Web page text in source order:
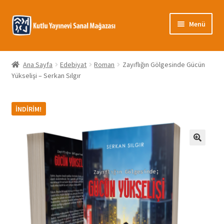
Dolaşıma
geç
İçeriğe
geç
Menü
Giriş
Banka Bilgileri
Gizlilik Politikası
Hakkımızda
Hesabım
İletişim
Mağaza
Ana Sayfa Edebiyat Roman
Zayıflığın Gölgesinde Gücün
Yükselişi – Serkan Sılgır
İNDIRIM!